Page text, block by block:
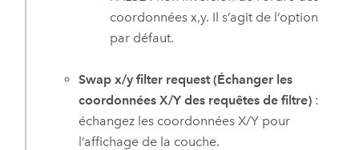
coordonnées x,y. Il s’agit de l’option
par défaut.
Swap x/y filter request (Échanger les
coordonnées X/Y des requêtes de filtre) :
échangez les coordonnées X/Y pour
l’affichage de la couche.